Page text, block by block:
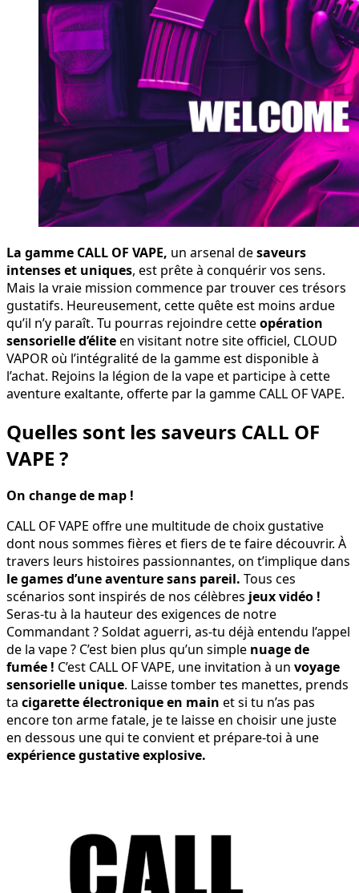
La gamme CALL OF VAPE, un arsenal desaveurs
intenses et uniques, est prête à conquérir vos sens.
Mais la vraie mission commence par trouver ces trésors
gustatifs. Heureusement, cette quête est moins ardue
qu’il n’y paraît. Tu pourras rejoindre cetteopération
sensorielled’éliteen visitant notre site officiel, CLOUD
VAPORoù l’intégralité de la gammeest disponible à
l’achat. Rejoins la légion de la vape et participe à cette
aventure exaltante, offerte par la gamme CALL OF VAPE.
Quelles sont les saveurs CALL OF
VAPE ?
On change de map !
CALL OF VAPE offre une multitude de choix gustative
dont nous sommes fières et fiers de te faire découvrir. À
travers leurs histoires passionnantes, on t’implique dans
le games d’une aventure sans pareil. Tous ces
scénarios sont inspirés de nos célèbres jeux vidéo !
Seras-tu à la hauteur des exigences de notre
Commandant ? Soldat aguerri, as-tu déjà entendu l’appel
de la vape ? C’est bien plus qu’un simple nuage de
fumée ! C’est CALL OF VAPE, une invitation à un voyage
sensorielle unique. Laisse tomber tes manettes, prends
ta cigarette électroniqueen main et si tu n’as pas
encore ton arme fatale, je te laisse en choisir une juste
en dessous une qui te convient et prépare-toi à une
expérience gustative explosive.